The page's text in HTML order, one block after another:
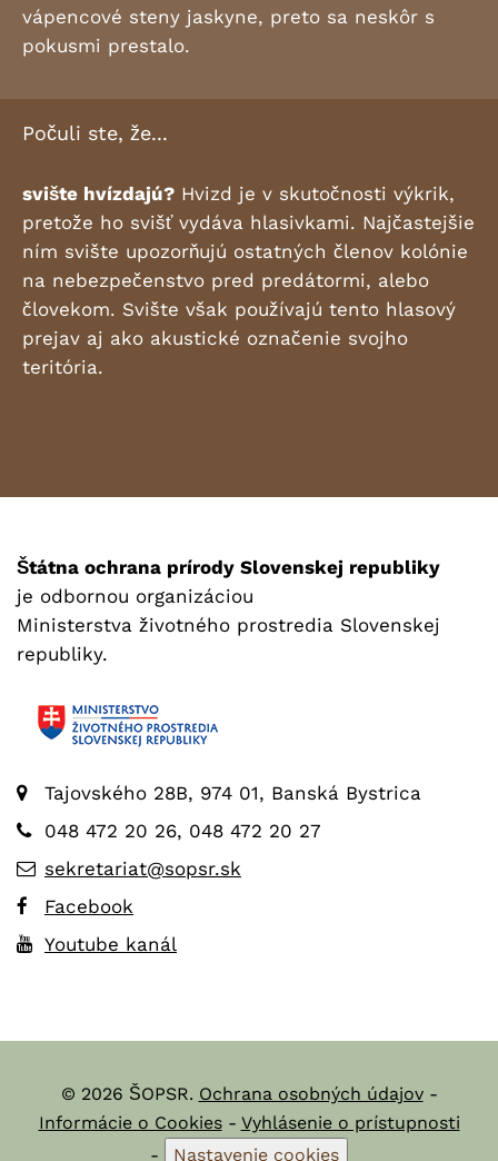
vápencové steny jaskyne, preto sa neskôr s
pokusmi prestalo.
Počuli ste, že...
svište hvízdajú? Hvizd je v skutočnosti výkrik,
pretože ho svišť vydáva hlasivkami. Najčastejšie
ním svište upozorňujú ostatných členov kolónie
na nebezpečenstvo pred predátormi, alebo
človekom. Svište však používajú tento hlasový
prejav aj ako akustické označenie svojho
teritória.
Štátna ochrana prírody Slovenskej republiky
je odbornou organizáciou
Ministerstva životného prostredia Slovenskej
republiky.
Tajovského 28B, 974 01, Banská Bystrica
048 472 20 26, 048 472 20 27
sekretariat@sopsr.sk
Facebook
Youtube kanál
© 2026 ŠOPSR. Ochrana osobných údajov-
Informácie o Cookies- Vyhlásenie o prístupnosti
-
Nastavenie cookies